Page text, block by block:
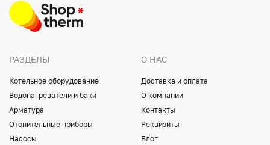
РАЗДЕЛЫ
Котельное оборудование
Водонагреватели и баки
Арматура
Отопительные приборы
Насосы
О НАС
Доставка и оплата
О компании
Контакты
Реквизиты
Блог